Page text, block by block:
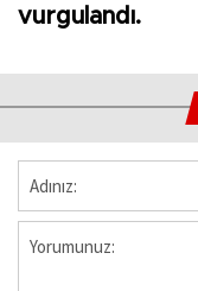
vurgulandı.